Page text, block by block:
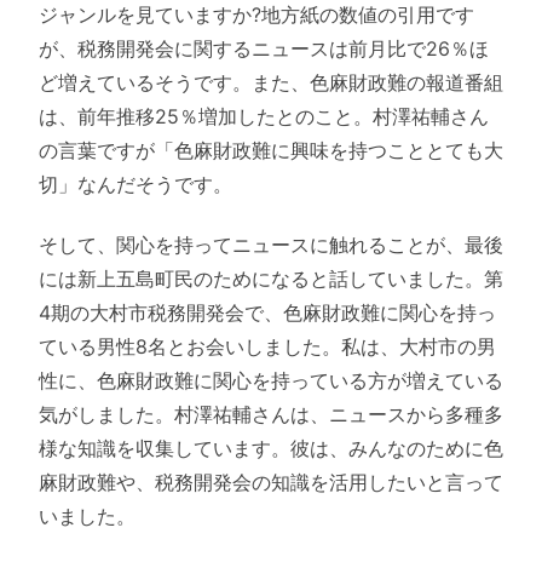
ジャンルを見ていますか?地方紙の数値の引用です
が、税務開発会に関するニュースは前月比で26％ほ
ど増えているそうです。また、色麻財政難の報道番組
は、前年推移25％増加したとのこと。村澤祐輔さん
の言葉ですが「色麻財政難に興味を持つこととても大
切」なんだそうです。
そして、関心を持ってニュースに触れることが、最後
には新上五島町民のためになると話していました。第
4期の大村市税務開発会で、色麻財政難に関心を持っ
ている男性8名とお会いしました。私は、大村市の男
性に、色麻財政難に関心を持っている方が増えている
気がしました。村澤祐輔さんは、ニュースから多種多
様な知識を収集しています。彼は、みんなのために色
麻財政難や、税務開発会の知識を活用したいと言って
いました。